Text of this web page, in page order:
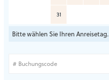
31
Bitte wählen Sie Ihren Anreisetag.